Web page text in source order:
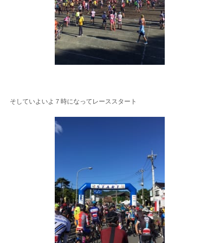
そしていよいよ７時になってレーススタート